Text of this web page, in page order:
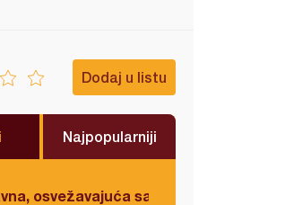
Dodaj u listu
Najpopularniji
osvežavajuća salata